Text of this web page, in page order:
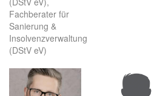
Fachberater für
Sanierung &
Insolvenzverwaltung
(DStV eV)